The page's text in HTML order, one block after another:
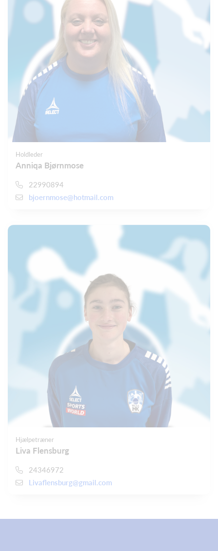
Holdleder
Anniqa Bjørnmose
22990894
bjoernmose@hotmail.com
Hjælpetræner
Liva Flensburg
24346972
Livaflensburg@gmail.com